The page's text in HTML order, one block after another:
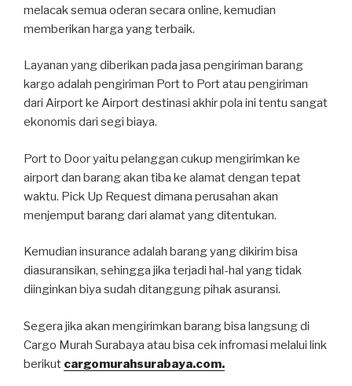
melacak semua oderan secara online, kemudian
memberikan harga yang terbaik.
Layanan yang diberikan pada jasa pengiriman barang
kargo adalah pengiriman Port to Port atau pengiriman
dari Airport ke Airport destinasi akhir pola ini tentu sangat
ekonomis dari segi biaya.
Port to Door yaitu pelanggan cukup mengirimkan ke
airport dan barang akan tiba ke alamat dengan tepat
waktu. Pick Up Request dimana perusahan akan
menjemput barang dari alamat yang ditentukan.
Kemudian insurance adalah barang yang dikirim bisa
diasuransikan, sehingga jika terjadi hal-hal yang tidak
diinginkan biya sudah ditanggung pihak asuransi.
Segera jika akan mengirimkan barang bisa langsung di
Cargo Murah Surabaya atau bisa cek infromasi melalui link
berikut cargomurahsurabaya.com.